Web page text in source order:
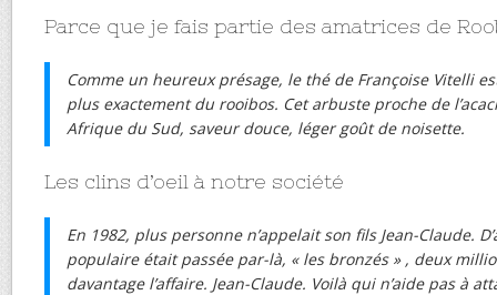
Parce que je fais partie des amatrices de
Comme un heureux présage, le thé de Françoise Vitelli
plus exactement du rooibos. Cet arbuste proche de
Afrique du Sud, saveur douce, léger goût de noisette.
Les clins d’oeil à notre société
En 1982, plus personne n’appelait son fils Jean-Claude.
populaire était passée par-là, « les bronzés » , deux
davantage l’affaire. Jean-Claude. Voilà qui n’aide pas à